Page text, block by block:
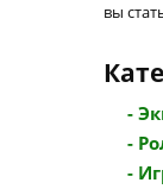
вы
-
-
-